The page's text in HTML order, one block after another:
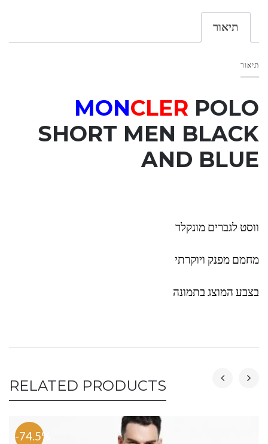
תיאור
תיאור
MONCLER POLO
SHORT MEN BLACK
AND BLUE
ווסט לגברים מונקלר
מחמם מפנק ויוקרתי
בצבע המוצג בתמונה
RELATED PRODUCTS
-74.5%